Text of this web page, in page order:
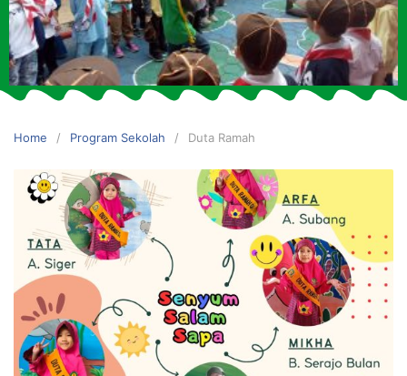
Home Program Sekolah Duta Ramah